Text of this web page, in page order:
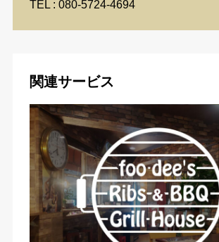
TEL : 080-5724-4694
関連サービス